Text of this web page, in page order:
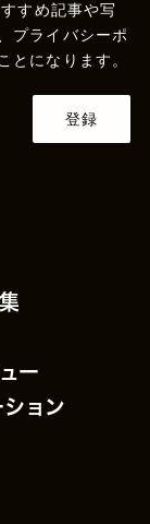
すめ記事や写
プライバシーポ
とになります。
登録
ー
ョン